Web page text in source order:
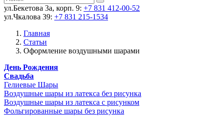
ул.Бекетова 3а, корп. 9: +7 831 412-00-52
ул.Чкалова 39: +7 831 215-1534
Главная
Статьи
Оформление воздушными шарами
День Рождения
Свадьба
Гелиевые Шары
Воздушные шары из латекса без рисунка
Воздушные шары из латекса с рисунком
Фольгированные шары без рисунка